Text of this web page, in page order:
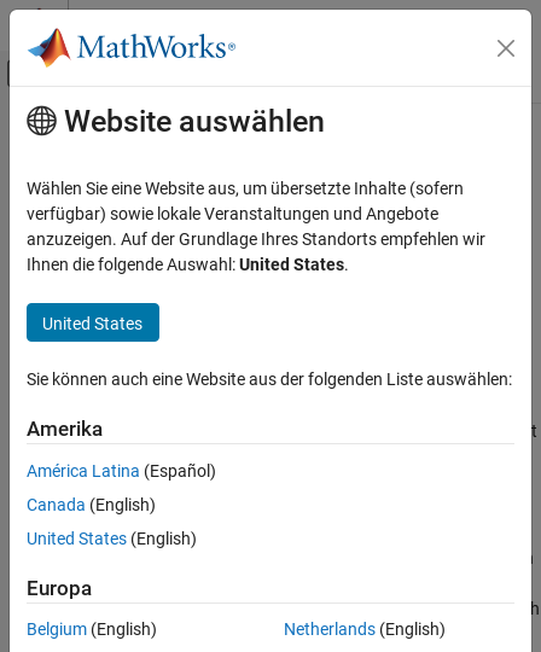
Weiter zum Inhalt
Umschaltung für Off-Canvas-
Startseite der Dokumentation
Finding the LMP Version of Bluetooth
Adapter on Your Mac System
ON THIS PAGE
Description
Action
Hauptinhalt
Finding the LMP Version of
BluetoothAdapter on YourMac
System
Description
You want to know if your
4.0 compatible.
Click the
logo icon on the top left corner, and then select
Click theSystem Report
. To find the version
of Bluetooth on your
version is
or higher, yourMacis compatible with Bluetooth
Low Energy 4.0. Any version lower than that indicates an
Website auswählen
Wählen Sie eine Website aus, um übersetzte Inhalte (sofern
verfügbar) sowie lokale Veranstaltungen und Angebote
anzuzeigen. Auf der Grundlage Ihres Standorts empfehlen wir
Ihnen die folgende Auswahl:United States.
United States
Sie können auch eine Website aus der folgenden Liste auswählen:
Amerika
América Latina (Español)
Canada (English)
United States (English)
Europa
Belgium (English)
Netherlands(English)